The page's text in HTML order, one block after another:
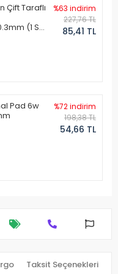
Çift Taraflı
(1 Set
%63 indirim
227,76 TL
85,41 TL
Pad 6w
%72 indirim
198,38 TL
54,66 TL
Taksit Seçenekleri